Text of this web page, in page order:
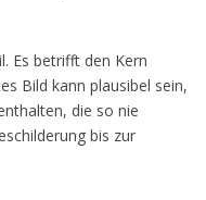
Es betrifft den Kern
Bild kann plausibel sein,
die so nie
bis zur